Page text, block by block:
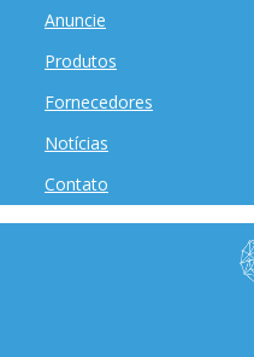
Anuncie
Produtos
Fornecedores
Notícias
Contato